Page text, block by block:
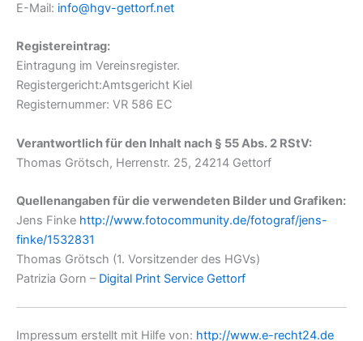
E-Mail: info@hgv-gettorf.net
Registereintrag:
Eintragung im Vereinsregister.
Registergericht:Amtsgericht Kiel
Registernummer: VR 586 EC
Verantwortlich für den Inhalt nach § 55 Abs. 2 RStV:
Thomas Grötsch, Herrenstr. 25, 24214 Gettorf
Quellenangaben für die verwendeten Bilder und Grafiken:
Jens Finke http://www.fotocommunity.de/fotograf/jens-
finke/1532831
Thomas Grötsch (1. Vorsitzender des HGVs)
Patrizia Gorn – Digital Print Service Gettorf
Impressum erstellt mit Hilfe von: http://www.e-recht24.de